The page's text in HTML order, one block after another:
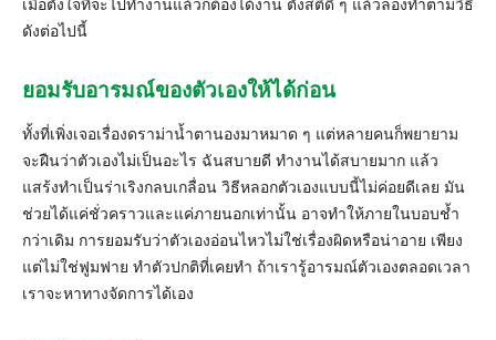
เมื่อตั้งใจที่จะไปทำงานแล้วก็ต้องได้งาน ตั้งสติดี ๆ แล้วลองทำตามวิธี
ดังต่อไปนี้
ยอมรับอารมณ์ของตัวเองให้ได้ก่อน
ทั้งที่เพิ่งเจอเรื่องดราม่าน้ำตานองมาหมาด ๆ แต่หลายคนก็พยายาม
จะฝืนว่าตัวเองไม่เป็นอะไร ฉันสบายดี ทำงานได้สบายมาก แล้ว
แสร้งทำเป็นร่าเริงกลบเกลื่อน วิธีหลอกตัวเองแบบนี้ไม่ค่อยดีเลย มัน
ช่วยได้แค่ชั่วคราวและแค่ภายนอกเท่านั้น อาจทำให้ภายในบอบช้ำ
กว่าเดิม การยอมรับว่าตัวเองอ่อนไหวไม่ใช่เรื่องผิดหรือน่าอาย เพียง
แต่ไม่ใช่ฟูมฟาย ทำตัวปกติที่เคยทำ ถ้าเรารู้อารมณ์ตัวเองตลอดเวลา
เราจะหาทางจัดการได้เอง